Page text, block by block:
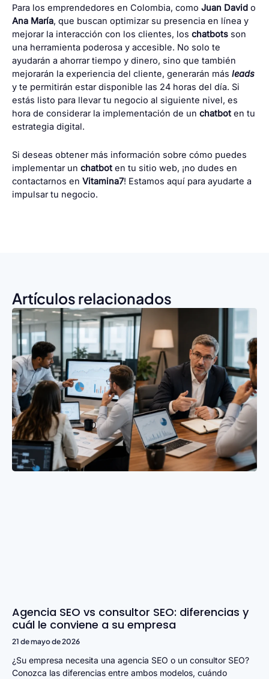
Para los emprendedores en Colombia, como Juan David o
Ana María, que buscan optimizar su presencia en línea y
mejorar la interacción con los clientes, los chatbots son
una herramienta poderosa y accesible. No solo te
ayudarán a ahorrar tiempo y dinero, sino que también
mejorarán la experiencia del cliente, generarán más leads
y te permitirán estar disponible las 24 horas del día. Si
estás listo para llevar tu negocio al siguiente nivel, es
hora de considerar la implementación de un chatbot en tu
estrategia digital.
Si deseas obtener más información sobre cómo puedes
implementar un chatbot en tu sitio web, ¡no dudes en
contactarnos en Vitamina7! Estamos aquí para ayudarte a
impulsar tu negocio.
Artículos relacionados
Agencia SEO vs consultor SEO: diferencias y
cuál le conviene a su empresa
21 de mayo de 2026
¿Su empresa necesita una agencia SEO o un consultor SEO?
Conozca las diferencias entre ambos modelos, cuándo